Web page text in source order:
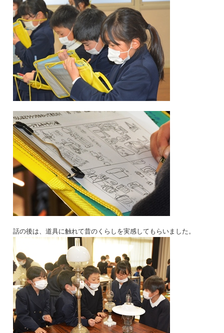
話の後は、道具に触れて昔のくらしを実感してもらいました。